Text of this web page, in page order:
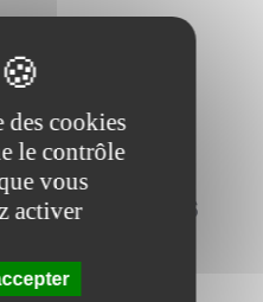
les équipes
des cookies
le contrôle
vous
activer